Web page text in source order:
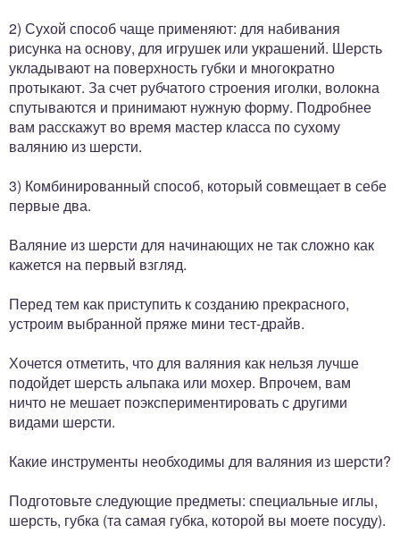
2) Сухой способ чаще применяют: для набивания
рисунка на основу, для игрушек или украшений. Шерсть
укладывают на поверхность губки и многократно
протыкают. За счет рубчатого строения иголки, волокна
спутываются и принимают нужную форму. Подробнее
вам расскажут во время мастер класса по сухому
валянию из шерсти.
3) Комбинированный способ, который совмещает в себе
первые два.
Валяние из шерсти для начинающих не так сложно как
кажется на первый взгляд.
Перед тем как приступить к созданию прекрасного,
устроим выбранной пряже мини тест-драйв.
Хочется отметить, что для валяния как нельзя лучше
подойдет шерсть альпака или мохер. Впрочем, вам
ничто не мешает поэкспериментировать с другими
видами шерсти.
Какие инструменты необходимы для валяния из шерсти?
Подготовьте следующие предметы: специальные иглы,
шерсть, губка (та самая губка, которой вы моете посуду).